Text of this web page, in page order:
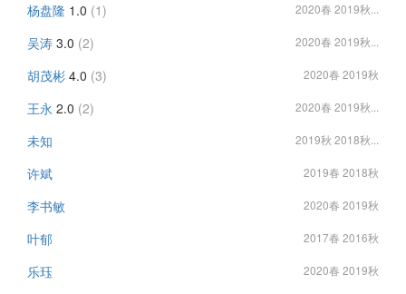
杨盘隆 1.0 (1) 2020春 2019秋...
吴涛 3.0 (2) 2020春 2019秋...
胡茂彬 4.0 (3) 2020春 2019秋
王永 2.0 (2) 2020春 2019秋...
未知 2019秋 2018秋...
许斌 2019春 2018秋
李书敏 2020春 2019秋
叶郁 2017春 2016秋
乐珏 2020春 2019秋